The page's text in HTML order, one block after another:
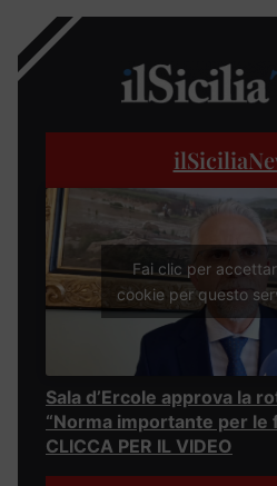
Fai clic per
cookie per questo
Sala d’Ercole approva la
“Norma importante per le
CLICCA PER IL VIDEO